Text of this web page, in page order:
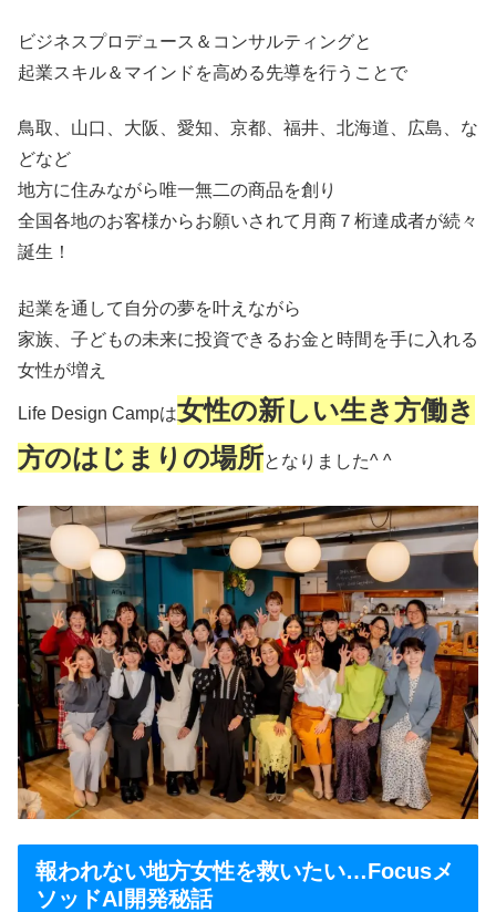
ビジネスプロデュース＆コンサルティングと
起業スキル＆マインドを高める先導を行うことで
鳥取、山口、大阪、愛知、京都、福井、北海道、広島、な
どなど
地方に住みながら唯一無二の商品を創り
全国各地のお客様からお願いされて月商７桁達成者が続々
誕生！
起業を通して自分の夢を叶えながら
家族、子どもの未来に投資できるお金と時間を手に入れる
女性が増え
Life Design Campは女性の新しい生き方働き
方のはじまりの場所となりました^ ^
報われない地方女性を救いたい…Focusメ
ソッドAI開発秘話